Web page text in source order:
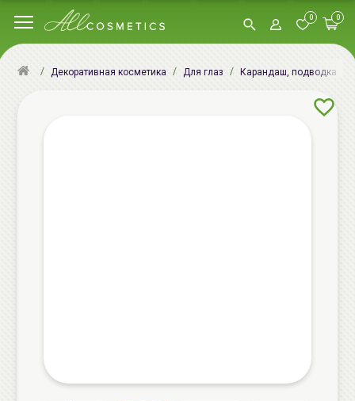
0 0
Декоративная косметика Для глаз Карандаш, подводка